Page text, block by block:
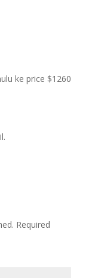
ke price $1260
Required